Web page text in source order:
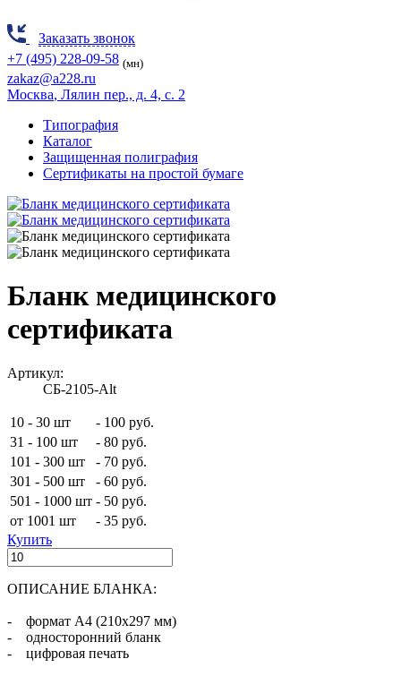
Заказать звонок
+7 (495) 228-09-58 (мн)
zakaz@a228.ru
Москва, Лялин пер., д. 4, с. 2
Типография
Каталог
Защищенная полиграфия
Cертификаты на простой бумаге
Бланк медицинского
сертификата
Артикул:
СБ-2105-Alt
10 - 30 шт - 100 руб.
31 - 100 шт
- 80 руб.
101 - 300 шт
- 70 руб.
301 - 500 шт
- 60 руб.
501 - 1000 шт - 50 руб.
от 1001 шт
- 35 руб.
Купить
ОПИСАНИЕ БЛАНКА:
- формат А4 (210х297 мм)
- односторонний бланк
- цифровая печать